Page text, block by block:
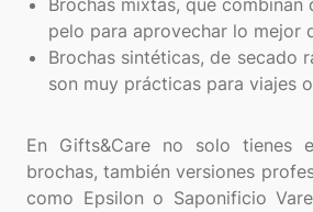
pelo para aprovechar lo mejor
Brochas sintéticas, de secado
son muy prácticas para viajes
En Gifts&Care no solo tienes
brochas, también versiones
como Epsilon o Saponificio